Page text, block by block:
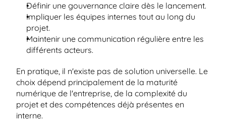
Définir une gouvernance claire dès le lancement.
Impliquer les équipes internes tout au long du
projet.
Maintenir une communication régulière entre les
différents acteurs.
En pratique, il n'existe pas de solution universelle. Le
choix dépend principalement de la maturité
numérique de l'entreprise, de la complexité du
projet et des compétences déjà présentes en
interne.